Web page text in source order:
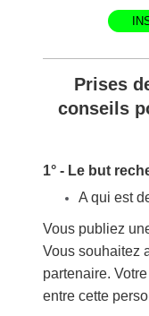
Prises
conseils
1° - Le but
A qui est
Vous publiez
Vous souhaitez
partenaire.
entre cette